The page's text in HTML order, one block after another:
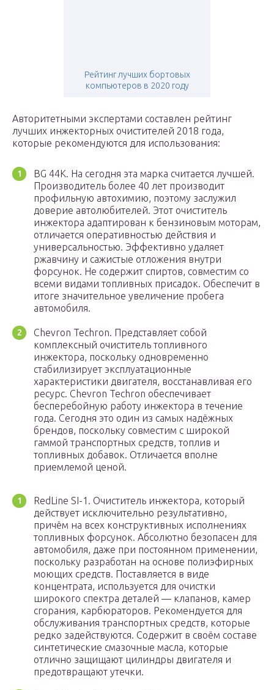
Рейтинг лучших бортовых
компьютеров в 2020 году
Авторитетными экспертами составлен рейтинг
лучших инжекторных очистителей 2018 года,
которые рекомендуются для использования:
BG 44K. На сегодня эта марка считается лучшей.
Производитель более 40 лет производит
профильную автохимию, поэтому заслужил
доверие автолюбителей. Этот очиститель
инжектора адаптирован к бензиновым моторам,
отличается оперативностью действия и
универсальностью. Эффективно удаляет
ржавчину и сажистые отложения внутри
форсунок. Не содержит спиртов, совместим со
всеми видами топливных присадок. Обеспечит в
итоге значительное увеличение пробега
автомобиля.
Chevron Techron. Представляет собой
комплексный очиститель топливного
инжектора, поскольку одновременно
стабилизирует эксплуатационные
характеристики двигателя, восстанавливая его
ресурс. Chevron Techron обеспечивает
бесперебойную работу инжектора в течение
года. Сегодня это один из самых надёжных
брендов, поскольку совместим с широкой
гаммой транспортных средств, топлив и
топливных добавок. Отличается вполне
приемлемой ценой.
RedLine SI-1. Очиститель инжектора, который
действует исключительно результативно,
причём на всех конструктивных исполнениях
топливных форсунок. Абсолютно безопасен для
автомобиля, даже при постоянном применении,
поскольку разработан на основе полиэфирных
моющих средств. Поставляется в виде
концентрата, используется для очистки
широкого спектра деталей — клапанов, камер
сгорания, карбюраторов. Рекомендуется для
обслуживания транспортных средств, которые
редко задействуются. Содержит в своём составе
синтетические смазочные масла, которые
отлично защищают цилиндры двигателя и
предотвращают утечки.